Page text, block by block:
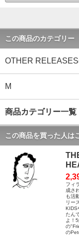
この商品のカテゴリー
OTHER
M
商品カテゴリー一覧
この商品を買った人は
フィ
成さ
も活
リー
KIDS
たん
よ！
の
の